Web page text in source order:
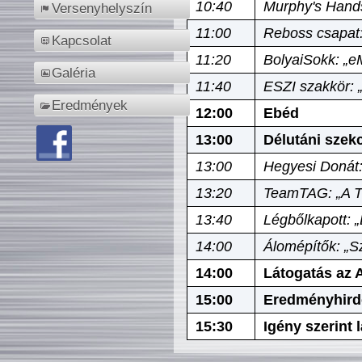
Versenyhelyszín
Kapcsolat
Galéria
Eredmények
10:40
Murphy's
11:00
Reboss
11:20
BolyaiSokk:
11:40
ESZI szakkör:
12:00
Ebéd
13:00
Délutáni
13:00
Hegyesi
13:20
TeamTAG: „A
13:40
Légbőlkapott:
14:00
Álomépítők:
14:00
Látogatás az
15:00
15:30
Igény szerint